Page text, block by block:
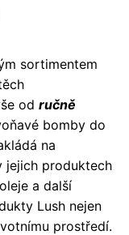
sortimentem
od ručně
bomby do
na
jejich produktech
a další
Lush nejen
prostředí.